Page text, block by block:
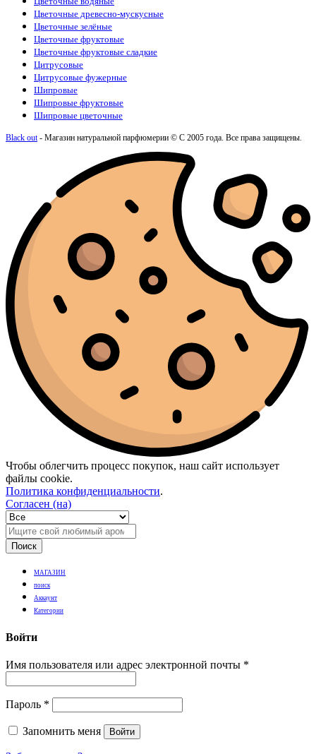
Цветочные древесно-мускусные
Цветочные зелёные
Цветочные фруктовые
Цветочные фруктовые сладкие
Цитрусовые
Цитрусовые фужерные
Шипровые
Шипровые фруктовые
Шипровые цветочные
Black out- Магазин натуральной парфюмерии © С 2005 года. Все права защищены.
Чтобы облегчить процесс покупок, наш сайт использует
файлы cookie.
Политика конфиденциальности.
Согласен (на)
Поиск
МАГАЗИН
поиск
Аккаунт
Категории
Войти
Имя пользователя или адрес электронной почты *
Пароль *
Запомнить меня Войти